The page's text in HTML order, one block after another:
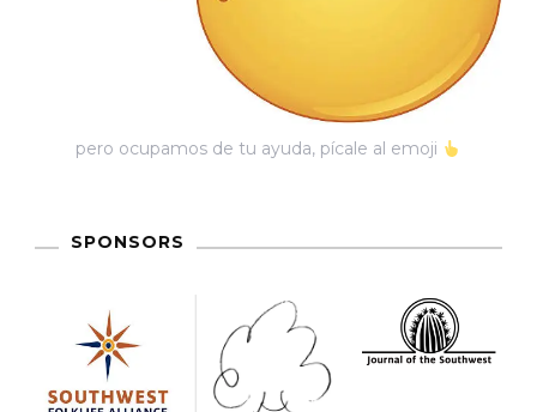
pero ocupamos de tu ayuda, pícale al emoji
SPONSORS